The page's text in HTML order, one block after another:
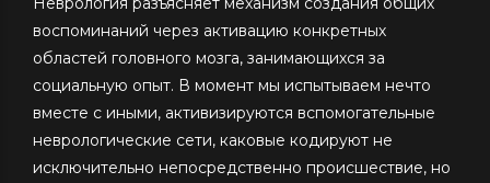
воспоминаний через активацию конкретных
областей головного мозга, занимающихся за
социальную опыт. В момент мы испытываем нечто
вместе с иными, активизируются вспомогательные
неврологические сети, каковые кодируют не
исключительно непосредственно происшествие, но